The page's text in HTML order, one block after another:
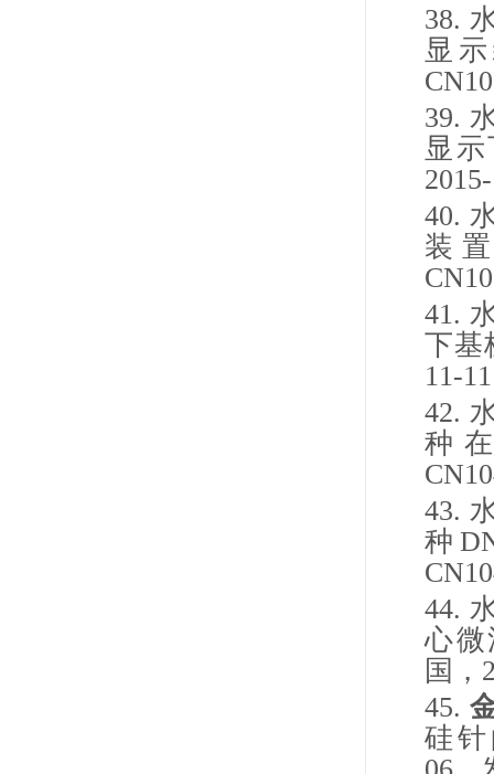
38.
显
39.
显
40.
装
41.
下基
11-11
42.
种
43.
种
44.
心
国，
45.
硅